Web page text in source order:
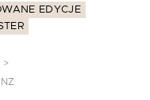
EDYCJE
>